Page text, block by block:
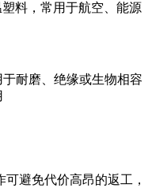
料，常用于航空、能源
耐磨、绝缘或生物相容
避免代价高昂的返工，